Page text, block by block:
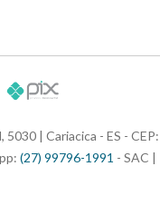
5030 | Cariacica - ES -
(27) 99796-1991 - SAC